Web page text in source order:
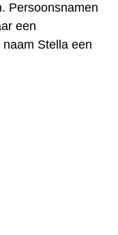
Persoonsnamen
een
Stella een